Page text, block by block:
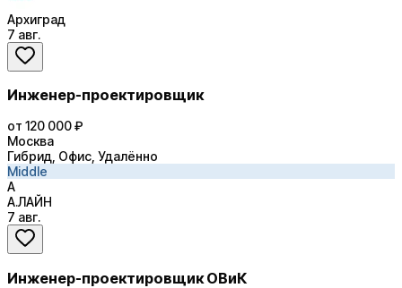
Архиград
7 авг.
Инженер-проектировщик
от 120 000 ₽
Москва
Гибрид, Офис, Удалённо
Middle
А
А.ЛАЙН
7 авг.
Инженер-проектировщик ОВиК